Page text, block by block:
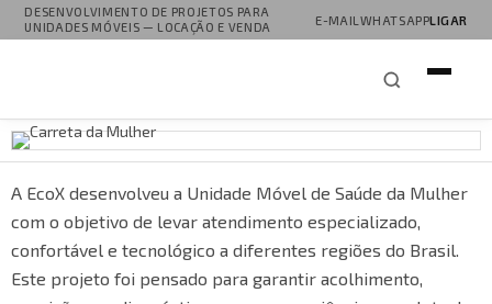
DESENVOLVIMENTO DE PROJETOS PARA
UNIDADES MÓVEIS — LOCAÇÃO E VENDA
E-MAIL WHATSAPPLIGAR
A EcoX desenvolveu a Unidade Móvel de Saúde da Mulher
com o objetivo de levar atendimento especializado,
confortável e tecnológico a diferentes regiões do Brasil.
Este projeto foi pensado para garantir acolhimento,